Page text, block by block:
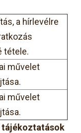
a hírlevélre
tétele.
művelet
művelet
tájékoztatások